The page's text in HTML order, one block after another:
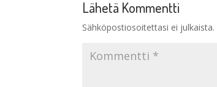
Lähetä Kommentti
Sähköpostiosoitettasi ei julkaista.